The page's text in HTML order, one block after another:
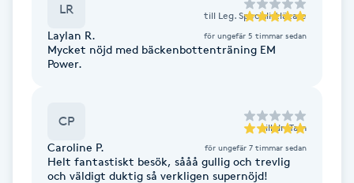
Hudföryngring
Hudvård
Hyaluronsyra
LR till Leg. Specialistläkare
Laylan R. för ungefär 5 timmar sedan
Mycket nöjd med bäckenbottenträning EM
Power.
CP till dr. Tam
Caroline P. för ungefär 7 timmar sedan
Helt fantastiskt besök, sååå gullig och trevlig
och väldigt duktig så verkligen supernöjd!